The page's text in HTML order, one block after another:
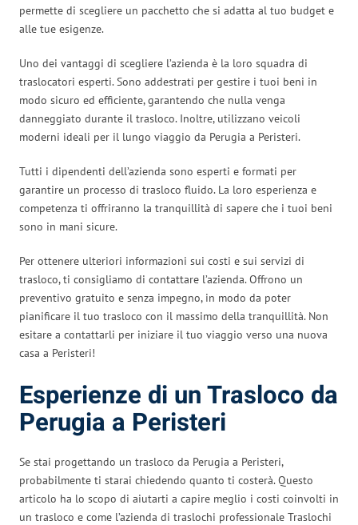
permette di scegliere un pacchetto che si adatta al tuo budget e
alle tue esigenze.
Uno dei vantaggi di scegliere l’azienda è la loro squadra di
traslocatori esperti. Sono addestrati per gestire i tuoi beni in
modo sicuro ed efficiente, garantendo che nulla venga
danneggiato durante il trasloco. Inoltre, utilizzano veicoli
moderni ideali per il lungo viaggio da Perugia a Peristeri.
Tutti i dipendenti dell’azienda sono esperti e formati per
garantire un processo di trasloco fluido. La loro esperienza e
competenza ti offriranno la tranquillità di sapere che i tuoi beni
sono in mani sicure.
Per ottenere ulteriori informazioni sui costi e sui servizi di
trasloco, ti consigliamo di contattare l’azienda. Offrono un
preventivo gratuito e senza impegno, in modo da poter
pianificare il tuo trasloco con il massimo della tranquillità. Non
esitare a contattarli per iniziare il tuo viaggio verso una nuova
casa a Peristeri!
Esperienze di un Trasloco da
Perugia a Peristeri
Se stai progettando un trasloco da Perugia a Peristeri,
probabilmente ti starai chiedendo quanto ti costerà. Questo
articolo ha lo scopo di aiutarti a capire meglio i costi coinvolti in
un trasloco e come l’azienda di traslochi professionale Traslochi